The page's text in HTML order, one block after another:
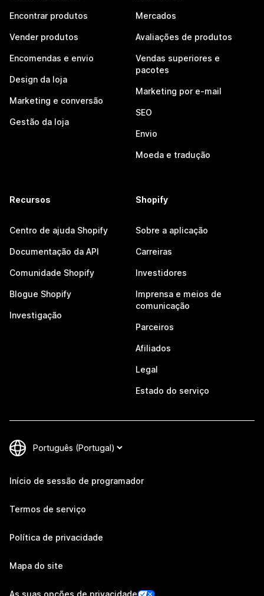
Encontrar produtos
Vender produtos
Encomendas e envio
Design da loja
Marketing e conversão
Gestão da loja
Mercados
Avaliações de produtos
Vendas superiores e
pacotes
Marketing por e-mail
SEO
Envio
Moeda e tradução
Recursos
Centro de ajuda Shopify
Documentação da API
Comunidade Shopify
Blogue Shopify
Investigação
Shopify
Sobre a aplicação
Carreiras
Investidores
Imprensa e meios de
comunicação
Parceiros
Afiliados
Legal
Estado do serviço
Início de sessão de programador
Termos de serviço
Política de privacidade
Mapa do site
As suas opções de privacidade